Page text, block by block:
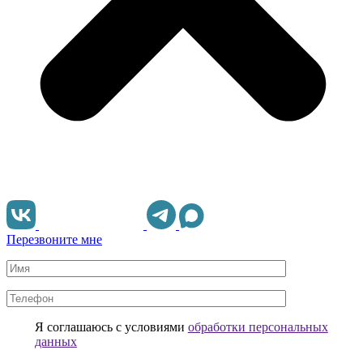
Перезвоните мне
Я соглашаюсь с условиями обработки персональных
данных